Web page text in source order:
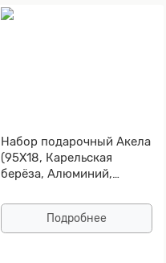
Набор подарочный Акела
(95Х18, Карельская
берёза, Алюминий,
клинке)
Подробнее